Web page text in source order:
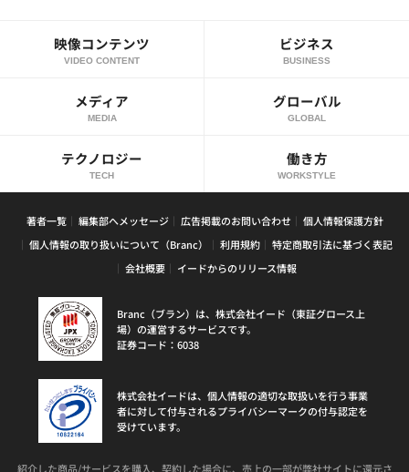
映像コンテンツ
VIDEO CONTENT
ビジネス
BUSINESS
メディア
MEDIA
グローバル
GLOBAL
テクノロジー
TECH
働き方
WORKSTYLE
著者一覧 編集部へメッセージ 広告掲載のお問い合わせ
個人情報保護方針
個人情報の取り扱いについて（Branc）
利用規約
特定商取引法に基づく表記
会社概要
イードからのリリース情報
Branc（ブラン）は、株式会社イード（東証グロース上
場）の運営するサービスです。
証券コード：6038
株式会社イードは、個人情報の適切な取扱いを行う事業
者に対して付与されるプライバシーマークの付与認定を
受けています。
紹介した商品/サービスを購入、契約した場合に、売上の一部が弊社サイトに還元さ